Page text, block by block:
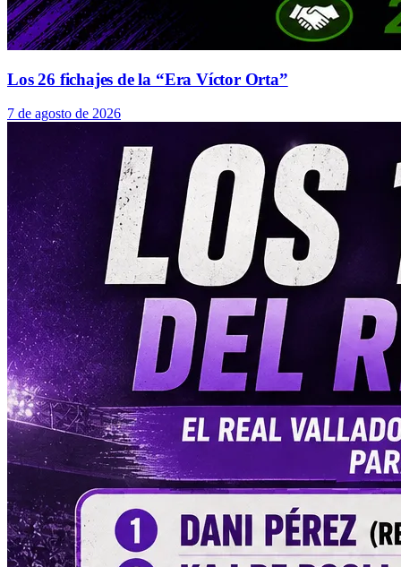
Los 26 fichajes de la “Era Víctor Orta”
7 de agosto de 2026